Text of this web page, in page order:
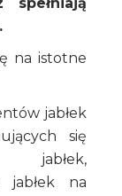
na istotne
jabłek
się
jabłek,
jabłek na